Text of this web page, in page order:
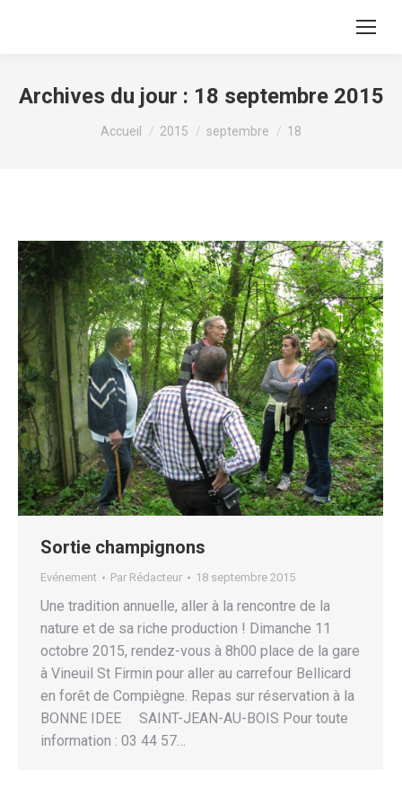
Archives du jour : 18 septembre 2015
Vous êtes ici :
Accueil 2015 septembre 18
Sortie champignons
Evénement Par Rédacteur 18 septembre 2015
Une tradition annuelle, aller à la rencontre de la
nature et de sa riche production ! Dimanche 11
octobre 2015, rendez-vous à 8h00 place de la gare
à Vineuil St Firmin pour aller au carrefour Bellicard
en forêt de Compiègne. Repas sur réservation à la
BONNE IDEE SAINT-JEAN-AU-BOIS Pour toute
information : 03 44 57…